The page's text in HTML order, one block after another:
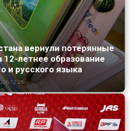
вернули потерянные
12-летнее образование
и русского языка
12:26